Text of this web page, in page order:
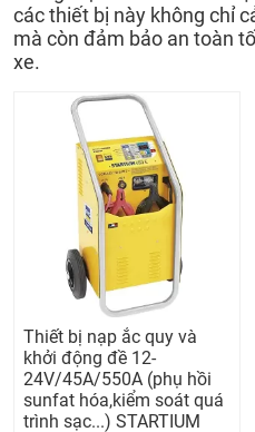
các thiết bị này không chỉ
mà còn đảm bảo an toàn
xe.
Thiết bị nạp ắc quy và
khởi động đề 12-
24V/45A/550A (phụ hồi
sunfat hóa,kiểm soát quá
trình sạc...) STARTIUM